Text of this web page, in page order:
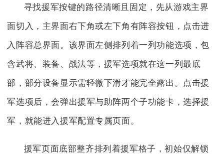
寻找援军按键的路径清晰且固定，先从游戏主界
面切入，主界面右下角或左下角有阵容按钮，点击进
入阵容总界面。该界面左侧排列着一列功能选项，包
含武将、装备、战法等，援军选项就在这一列最底
部，部分设备显示需轻微下滑才能完全露出。点击援
军选项后，会弹出援军与助阵两个子功能卡，选择援
军，就能进入援军配置专属页面。
援军页面底部整齐排列着援军格子，初始仅解锁